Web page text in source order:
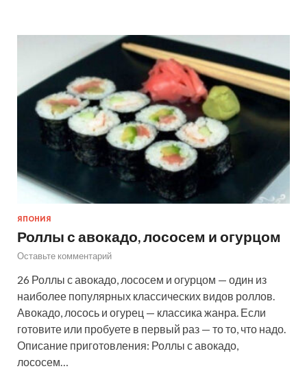
ЯПОНИЯ
Роллы с авокадо, лососем и огурцом
Оставьте комментарий
26 Роллы с авокадо, лососем и огурцом — один из
наиболее популярных классических видов роллов.
Авокадо, лосось и огурец — классика жанра. Если
готовите или пробуете в первый раз — то то, что надо.
Описание приготовления: Роллы с авокадо,
лососем…